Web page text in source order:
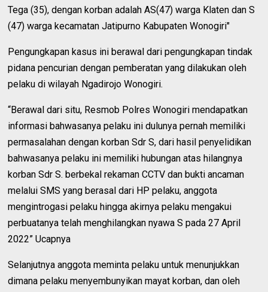
Tega (35), dengan korban adalah AS(47) warga Klaten dan S
(47) warga kecamatan Jatipurno Kabupaten Wonogiri"
Pengungkapan kasus ini berawal dari pengungkapan tindak
pidana pencurian dengan pemberatan yang dilakukan oleh
pelaku di wilayah Ngadirojo Wonogiri.
“Berawal dari situ, Resmob Polres Wonogiri mendapatkan
informasi bahwasanya pelaku ini dulunya pernah memiliki
permasalahan dengan korban Sdr S, dari hasil penyelidikan
bahwasanya pelaku ini memiliki hubungan atas hilangnya
korban Sdr S. berbekal rekaman CCTV dan bukti ancaman
melalui SMS yang berasal dari HP pelaku, anggota
mengintrogasi pelaku hingga akirnya pelaku mengakui
perbuatanya telah menghilangkan nyawa S pada 27 April
2022” Ucapnya
Selanjutnya anggota meminta pelaku untuk menunjukkan
dimana pelaku menyembunyikan mayat korban, dan oleh